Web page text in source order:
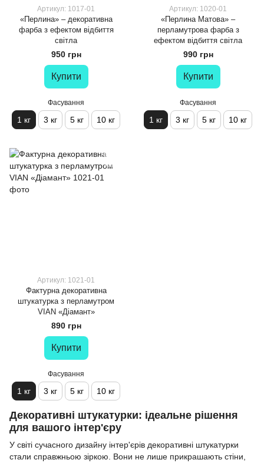
Артикул: 1017-01
«Перлина» – декоративна
фарба з ефектом відбиття
світла
950 грн
Купити
Фасування
1 кг 3 кг 5 кг 10 кг
Артикул: 1020-01
«Перлина Матова» –
перламутрова фарба з
ефектом відбиття світла
990 грн
Купити
Фасування
1 кг 3 кг 5 кг 10 кг
Артикул: 1021-01
Фактурна декоративна
штукатурка з перламутром
VIAN «Діамант»
890 грн
Купити
Фасування
1 кг 3 кг 5 кг 10 кг
Декоративні штукатурки: ідеальне рішення
для вашого інтер'єру
У світі сучасного дизайну інтер'єрів декоративні штукатурки
стали справжньою зіркою. Вони не лише прикрашають стіни,